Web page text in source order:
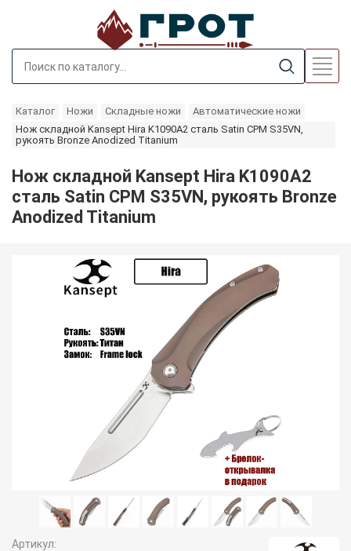
Каталог Ножи Складные ножи
Автоматические ножи
Нож складной Kansept Hira K1090A2 сталь Satin CPM S35VN,
рукоять Bronze Anodized Titanium
Нож складной Kansept Hira K1090A2
сталь Satin CPM S35VN, рукоять Bronze
Anodized Titanium
Артикул: